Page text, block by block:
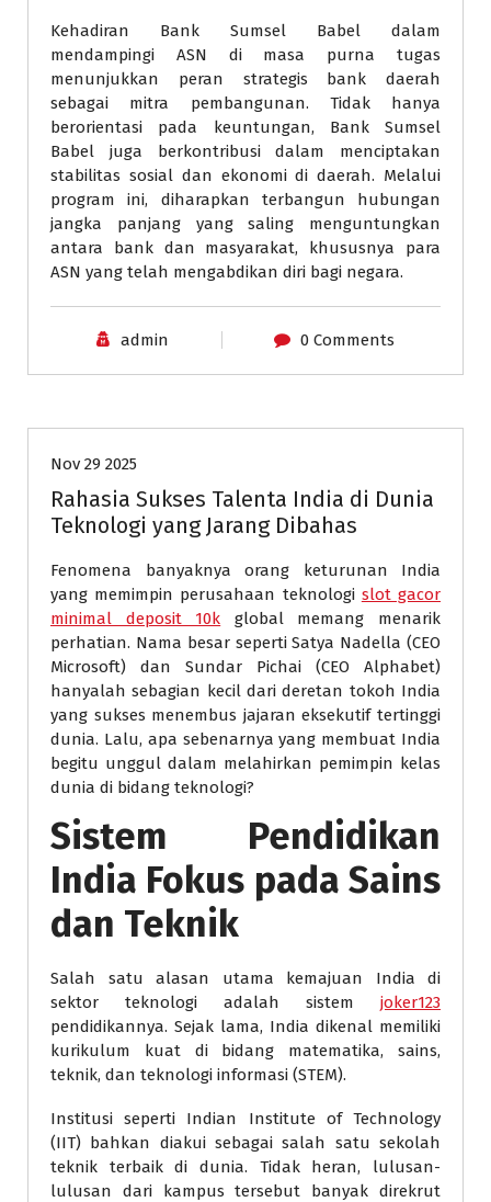
Kehadiran Bank Sumsel Babel dalam
mendampingi ASN di masa purna tugas
menunjukkan peran strategis bank daerah
sebagai mitra pembangunan. Tidak hanya
berorientasi pada keuntungan, Bank Sumsel
Babel juga berkontribusi dalam menciptakan
stabilitas sosial dan ekonomi di daerah. Melalui
program ini, diharapkan terbangun hubungan
jangka panjang yang saling menguntungkan
antara bank dan masyarakat, khususnya para
ASN yang telah mengabdikan diri bagi negara.
admin 0 Comments
Nov 29 2025
Rahasia Sukses Talenta India di Dunia
Teknologi yang Jarang Dibahas
Fenomena banyaknya orang keturunan India
yang memimpin perusahaan teknologi slot gacor
minimal deposit 10k global memang menarik
perhatian. Nama besar seperti Satya Nadella (CEO
Microsoft) dan Sundar Pichai (CEO Alphabet)
hanyalah sebagian kecil dari deretan tokoh India
yang sukses menembus jajaran eksekutif tertinggi
dunia. Lalu, apa sebenarnya yang membuat India
begitu unggul dalam melahirkan pemimpin kelas
dunia di bidang teknologi?
Sistem Pendidikan
India Fokus pada Sains
dan Teknik
Salah satu alasan utama kemajuan India di
sektor teknologi adalah sistem joker123
pendidikannya. Sejak lama, India dikenal memiliki
kurikulum kuat di bidang matematika, sains,
teknik, dan teknologi informasi (STEM).
Institusi seperti Indian Institute of Technology
(IIT) bahkan diakui sebagai salah satu sekolah
teknik terbaik di dunia. Tidak heran, lulusan-
lulusan dari kampus tersebut banyak direkrut